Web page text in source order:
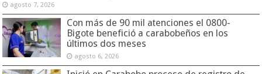
agosto 7, 2026
Con más de 90 mil atenciones el 0800-
Bigote benefició a carabobeños en los
últimos dos meses
agosto 6, 2026